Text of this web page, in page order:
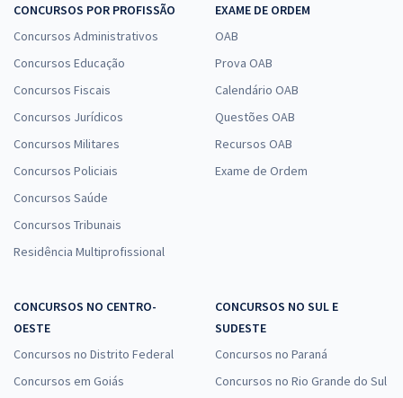
CONCURSOS POR PROFISSÃO
Concursos Administrativos
Concursos Educação
Concursos Fiscais
Concursos Jurídicos
Concursos Militares
Concursos Policiais
Concursos Saúde
Concursos Tribunais
Residência Multiprofissional
EXAME DE ORDEM
OAB
Prova OAB
Calendário OAB
Questões OAB
Recursos OAB
Exame de Ordem
CONCURSOS NO CENTRO-
OESTE
Concursos no Distrito Federal
Concursos em Goiás
CONCURSOS NO SUL E
SUDESTE
Concursos no Paraná
Concursos no Rio Grande do Sul